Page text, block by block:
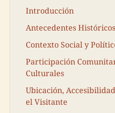
Introducción
Antecedentes
Contexto Social y
Participación
Culturales
Ubicación,
el Visitante